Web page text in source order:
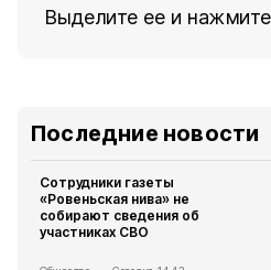
Выделите ее и
Последние новости
Сотрудники газеты
«Ровеньская нива» не
собирают сведения об
участниках СВО